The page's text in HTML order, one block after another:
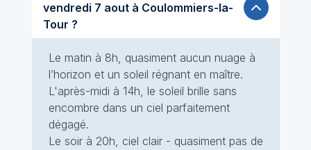
vendredi 7 aout à Coulommiers-la-
Tour ?
Le matin à 8h, quasiment aucun nuage à
l’horizon et un soleil régnant en maître.
L'après-midi à 14h, le soleil brille sans
encombre dans un ciel parfaitement
dégagé.
Le soir à 20h, ciel clair - quasiment pas de